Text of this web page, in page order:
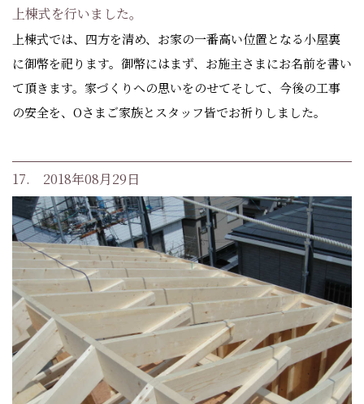
上棟式を行いました。
上棟式では、四方を清め、お家の一番高い位置となる小屋裏
に御幣を祀ります。御幣にはまず、お施主さまにお名前を書い
て頂きます。家づくりへの思いをのせてそして、今後の工事
の安全を、Oさまご家族とスタッフ皆でお祈りしました。
17. 2018年08月29日